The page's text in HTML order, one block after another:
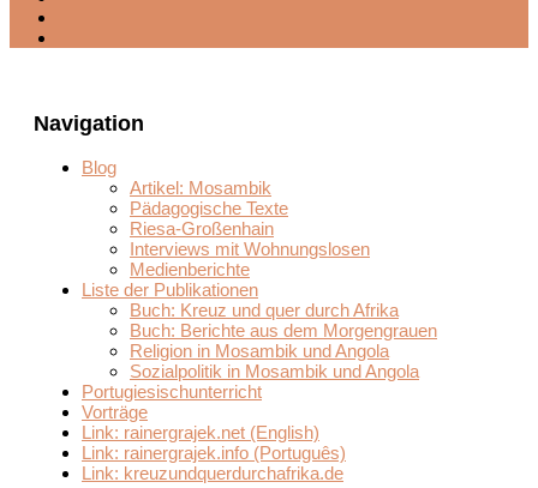
Navigation
Blog
Artikel: Mosambik
Pädagogische Texte
Riesa-Großenhain
Interviews mit Wohnungslosen
Medienberichte
Liste der Publikationen
Buch: Kreuz und quer durch Afrika
Buch: Berichte aus dem Morgengrauen
Religion in Mosambik und Angola
Sozialpolitik in Mosambik und Angola
Portugiesischunterricht
Vorträge
Link: rainergrajek.net (English)
Link: rainergrajek.info (Português)
Link: kreuzundquerdurchafrika.de